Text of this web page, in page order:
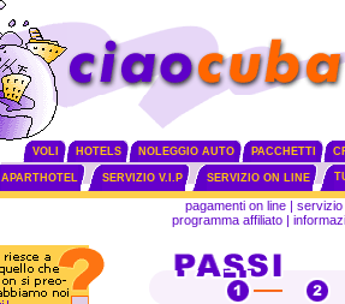
VOLI HOTELS NOLEGGIO AUTO PACCHETTI
APARTHOTEL SERVIZIO V.I.P SERVIZIO ON LINE
pagamenti on line | servizio
programma affiliato|